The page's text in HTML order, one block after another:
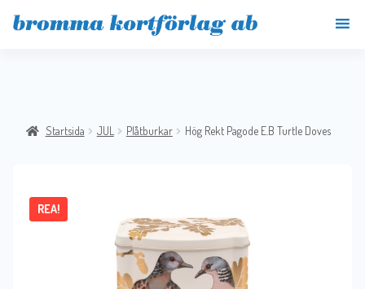
Startsida JUL Plåtburkar Hög Rekt Pagode E.B Turtle Doves
REA!